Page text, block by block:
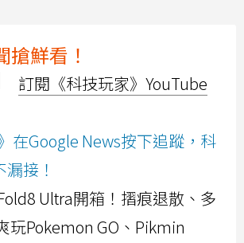
搶鮮看！
訂閱《科技玩家》YouTube
在Google News按下追蹤，科
接！
Ultra開箱！摺痕退散、多
玩Pokemon GO、Pikmin